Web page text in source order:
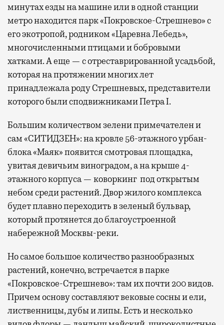
минутах езды на машине или в одной станции
метро находится парк «Покровское-Стрешнево» с
его экотропой, родником «Царевна Лебедь»,
многочисленными птицами и бобровыми
хатками. А еще — с отреставрированной усадьбой,
которая на протяжении многих лет
принадлежала роду Стрешневых, представители
которого были сподвижниками Петра I.
Большим количеством зелени примечателен и
сам «СИТИДЗЕН»: на кровле 56-этажного урбан-
блока «Маяк» появится смотровая площадка,
увитая девичьим виноградом, а на крыше 4-
этажного корпуса — коворкинг под открытым
небом среди растений. Двор жилого комплекса
будет плавно переходить в зеленый бульвар,
который протянется до благоустроенной
набережной Москвы-реки.
Но самое большое количество разнообразных
растений, конечно, встречается в парке
«Покровское-Стрешнево»: там ихпочти 200 видов.
Причем основу составляют вековые сосны и ели,
лиственницы, дубы и липы. Есть и несколько